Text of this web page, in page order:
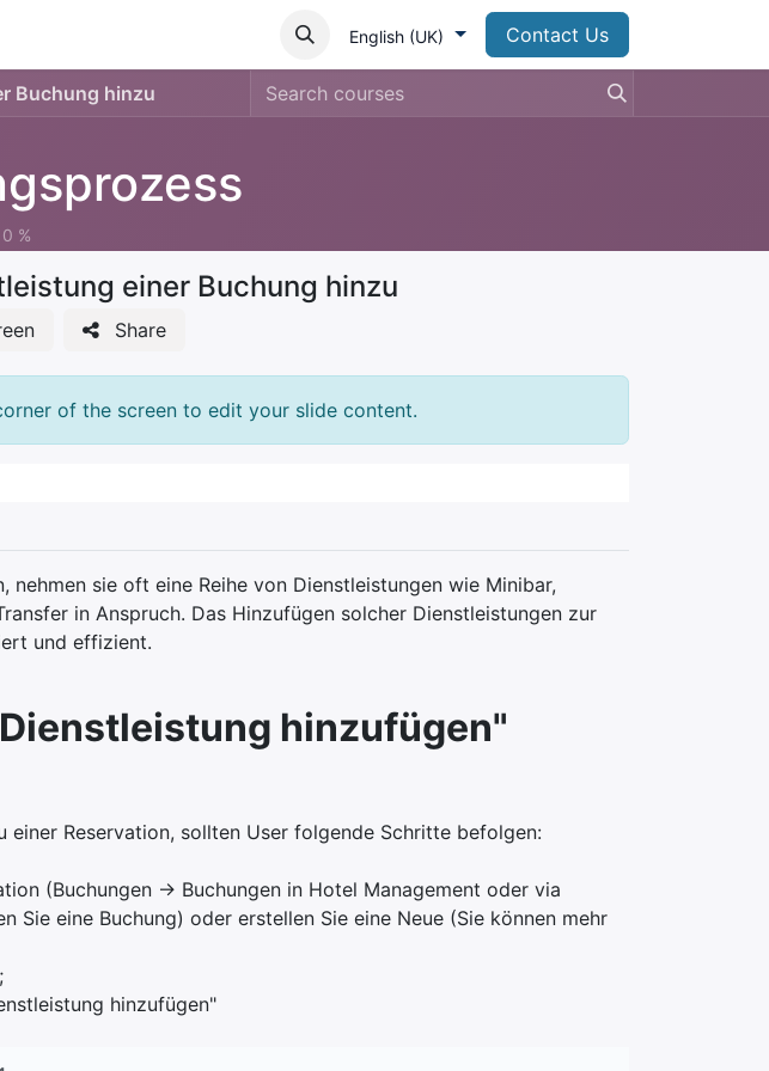
English (UK) Contact Us
Buchung hinzu
0 %
einer Buchung hinzu
Share
of the screen to edit your slide content.
nehmen sie oft eine Reihe von Dienstleistungen wie Minibar,
in Anspruch. Das Hinzufügen solcher Dienstleistungen zur
und effizient.
hinzufügen"
einer Reservation, sollten User folgende Schritte befolgen:
(Buchungen -> Buchungen in Hotel Management oder via
Sie eine Buchung) oder erstellen Sie eine Neue (Sie können mehr
hinzufügen"